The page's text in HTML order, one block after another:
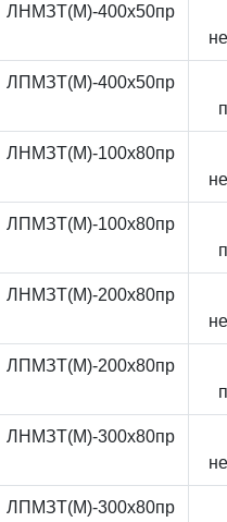
ЛНМЗТ(М)-400x50пр
ЛПМЗТ(М)-400x50пр
ЛНМЗТ(М)-100x80пр
ЛПМЗТ(М)-100x80пр
ЛНМЗТ(М)-200x80пр
ЛПМЗТ(М)-200x80пр
ЛНМЗТ(М)-300x80пр
ЛПМЗТ(М)-300x80пр